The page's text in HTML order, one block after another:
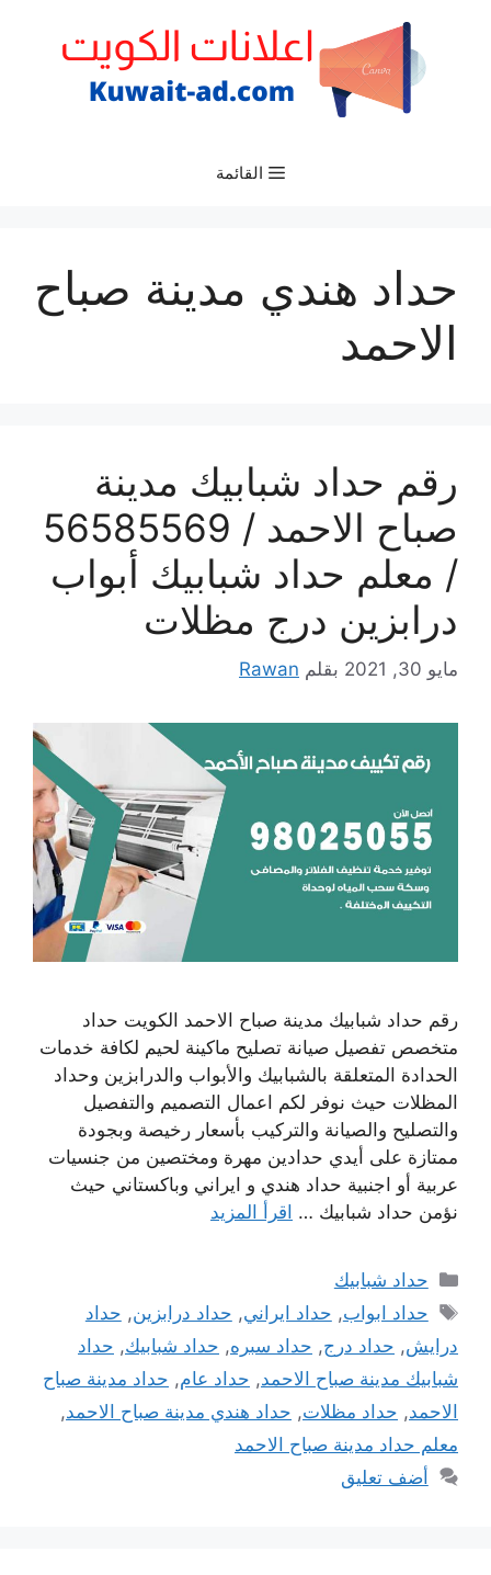
القائمة
حداد هندي مدينة صباح
الاحمد
رقم حداد شبابيك مدينة
صباح الاحمد / 56585569
/ معلم حداد شبابيك أبواب
درابزين درج مظلات
مايو 30, 2021 بقلم Rawan
رقم حداد شبابيك مدينة صباح الاحمد الكويت حداد
متخصص تفصيل صيانة تصليح ماكينة لحيم لكافة خدمات
الحدادة المتعلقة بالشبابيك والأبواب والدرابزين وحداد
المظلات حيث نوفر لكم اعمال التصميم والتفصيل
والتصليح والصيانة والتركيب بأسعار رخيصة وبجودة
ممتازة على أيدي حدادين مهرة ومختصين من جنسيات
عربية أو اجنبية حداد هندي و ايراني وباكستاني حيث
نؤمن حداد شبابيك … اقرأ المزيد
التصنيفات
حداد شبابيك
الوسوم
حداد ابواب, حداد ايراني, حداد درابزين, حداد
درايش, حداد درج, حداد سبره, حداد شبابيك, حداد
شبابيك مدينة صباح الاحمد, حداد عام, حداد مدينة صباح
الاحمد, حداد مظلات, حداد هندي مدينة صباح الاحمد,
معلم حداد مدينة صباح الاحمد
أضف تعليق